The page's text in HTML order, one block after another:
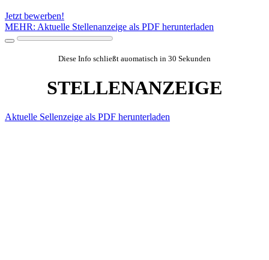
Jetzt bewerben!
MEHR: Aktuelle Stellenanzeige als PDF herunterladen
Diese Info schließt auomatisch in 30 Sekunden
STELLENANZEIGE
Aktuelle Sellenzeige als PDF herunterladen